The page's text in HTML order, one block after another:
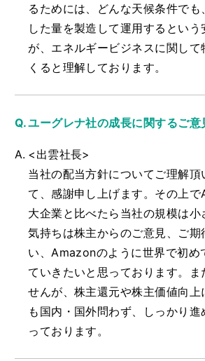
るためには、どんな天候条件で
した量を製造して運用するという
が、エネルギービジネスに関して
くると理解しております。
ユーグレナ社の成長に関するご意
<出雲社長>
当社の配当方針についてご理解
て、感謝申し上げます。その上
大企業と比べたら当社の規模は
気持ちは株主からのご意見、ご期
い、Amazonのように世界で初め
ていきたいと思っております。ま
せんが、株主還元や株主価値向上
も国内・国外問わず、しっかり
っております。